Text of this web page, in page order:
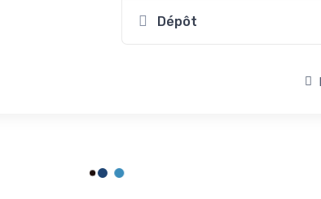
Dépôt